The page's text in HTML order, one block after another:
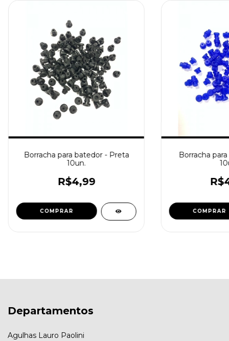
Borracha para batedor - Preta
10un.
R$4,99
Borracha
Departamentos
Agulhas Lauro Paolini